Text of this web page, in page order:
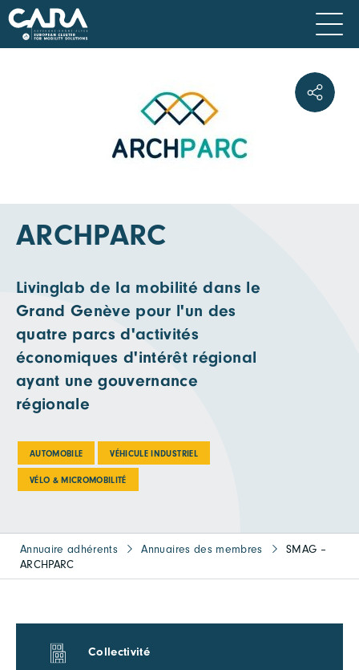
ARCHPARC
Livinglab de la mobilité dans le
Grand Genève pour l'un des
quatre parcs d'activités
économiques d'intérêt régional
ayant une gouvernance
régionale
AUTOMOBILE VÉHICULE INDUSTRIEL
VÉLO & MICROMOBILITÉ
Annuaire adhérents Annuaires des membres
SMAG –
ARCHPARC
Collectivité